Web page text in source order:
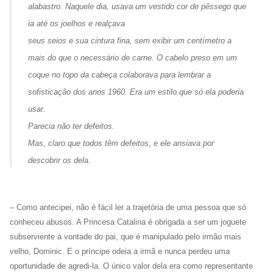
alabastro. Naquele dia, usava um vestido cor de pêssego que
ia até os joelhos e realçava
seus seios e sua cintura fina, sem exibir um centímetro a
mais do que o necessário de carne. O cabelo preso em um
coque no topo da cabeça colaborava para lembrar a
sofisticação dos anos 1960. Era um estilo que só ela poderia
usar.
Parecia não ter defeitos.
Mas, claro que todos têm defeitos, e ele ansiava por
descobrir os dela.
– Como antecipei, não é fácil ler a trajetória de uma pessoa que só
conheceu abusos. A Princesa Catalina é obrigada a ser um joguete
subserviente à vontade do pai, que é manipulado pelo irmão mais
velho, Dominic. E o príncipe odeia a irmã e nunca perdeu uma
oportunidade de agredi-la. O único valor dela era como representante